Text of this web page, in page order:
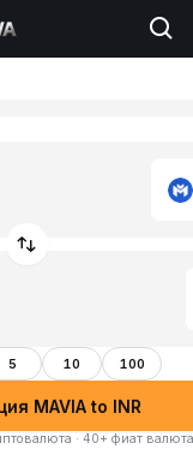
5 10 100
MAVIA to INR
· 40+ фиат